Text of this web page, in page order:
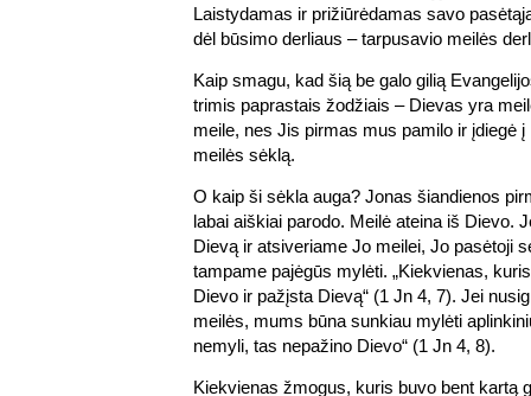
Laistydamas ir prižiūrėdamas savo
dėl būsimo derliaus – tarpusavio meilės
Kaip smagu, kad šią be galo gilią
trimis paprastais žodžiais – Dievas yra
meile, nes Jis pirmas mus pamilo ir įdiegė
meilės sėklą.
O kaip ši sėkla auga? Jonas šiandienos
labai aiškiai parodo. Meilė ateina iš Dievo.
Dievą ir atsiveriame Jo meilei, Jo pasėtoji
tampame pajėgūs mylėti. „Kiekvienas,
Dievo ir pažįsta Dievą“ (1 Jn 4, 7). Jei
meilės, mums būna sunkiau mylėti
nemyli, tas nepažino Dievo“ (1 Jn 4, 8).
Kiekvienas žmogus, kuris buvo bent kartą